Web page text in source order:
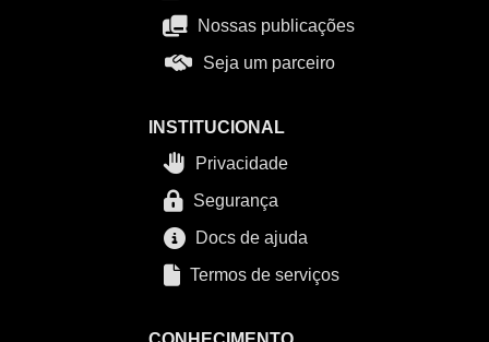
Nossas publicações
Seja um parceiro
INSTITUCIONAL
Privacidade
Segurança
Docs de ajuda
Termos de serviços